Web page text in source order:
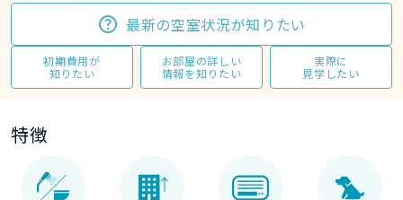
最新の空室状況が知りたい
初期費用が
知りたい
お部屋の詳しい
情報を知りたい
実際に
見学したい
特徴